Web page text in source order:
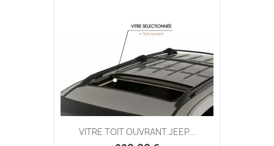
VITRE TOIT OUVRANT JEEP...